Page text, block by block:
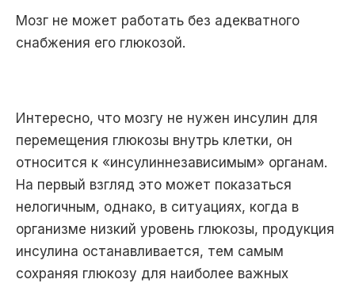
Мозг не может работать без адекватного
снабжения его глюкозой.
Интересно, что мозгу не нужен инсулин для
перемещения глюкозы внутрь клетки, он
относится к «инсулиннезависимым» органам.
На первый взгляд это может показаться
нелогичным, однако, в ситуациях, когда в
организме низкий уровень глюкозы, продукция
инсулина останавливается, тем самым
сохраняя глюкозу для наиболее важных